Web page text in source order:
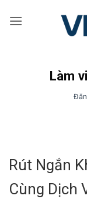
qua
Làm
Rút Ngắn
Cùng Dịch